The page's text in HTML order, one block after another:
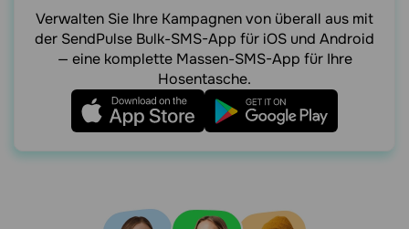
Verwalten Sie Ihre Kampagnen von überall aus mit
der SendPulse Bulk-SMS-App für iOS und Android
— eine komplette Massen-SMS-App für Ihre
Hosentasche.